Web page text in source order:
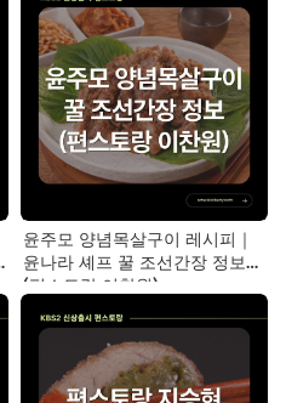
윤주모 양념목살구이 레시피｜
윤나라 셰프 꿀 조선간장 정보
(편스토랑 이찬원)